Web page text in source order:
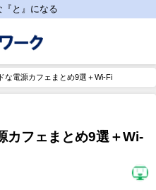
と』になる
な電源カフェまとめ9選＋Wi-Fi
カフェまとめ9選＋Wi-